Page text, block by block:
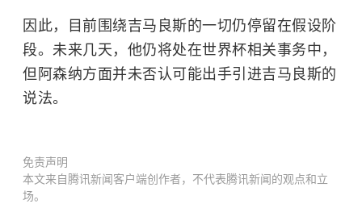
因此，目前围绕吉马良斯的一切仍停留在假设阶
段。未来几天，他仍将处在世界杯相关事务中，
但阿森纳方面并未否认可能出手引进吉马良斯的
说法。
免责声明
本文来自腾讯新闻客户端创作者，不代表腾讯新闻的观点和立
场。